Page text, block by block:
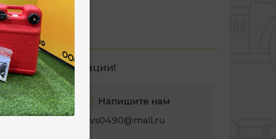
консультации!
Напишите нам
dvs0490@mail.ru